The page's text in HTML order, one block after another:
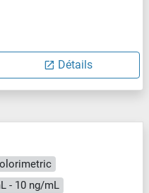
Détails
- 10 ng/mL